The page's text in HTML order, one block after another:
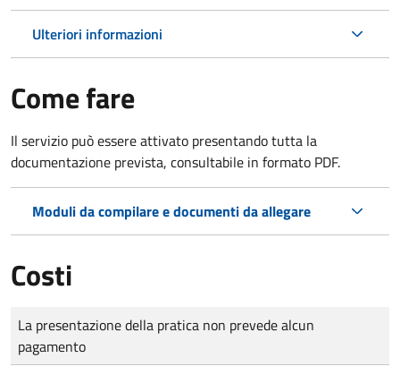
Ulteriori informazioni
Come fare
Il servizio può essere attivato presentando tutta la
documentazione prevista, consultabile in formato PDF.
Moduli da compilare e documenti da allegare
Costi
Tipo di pagamento
Importo
La presentazione della pratica non prevede alcun
pagamento